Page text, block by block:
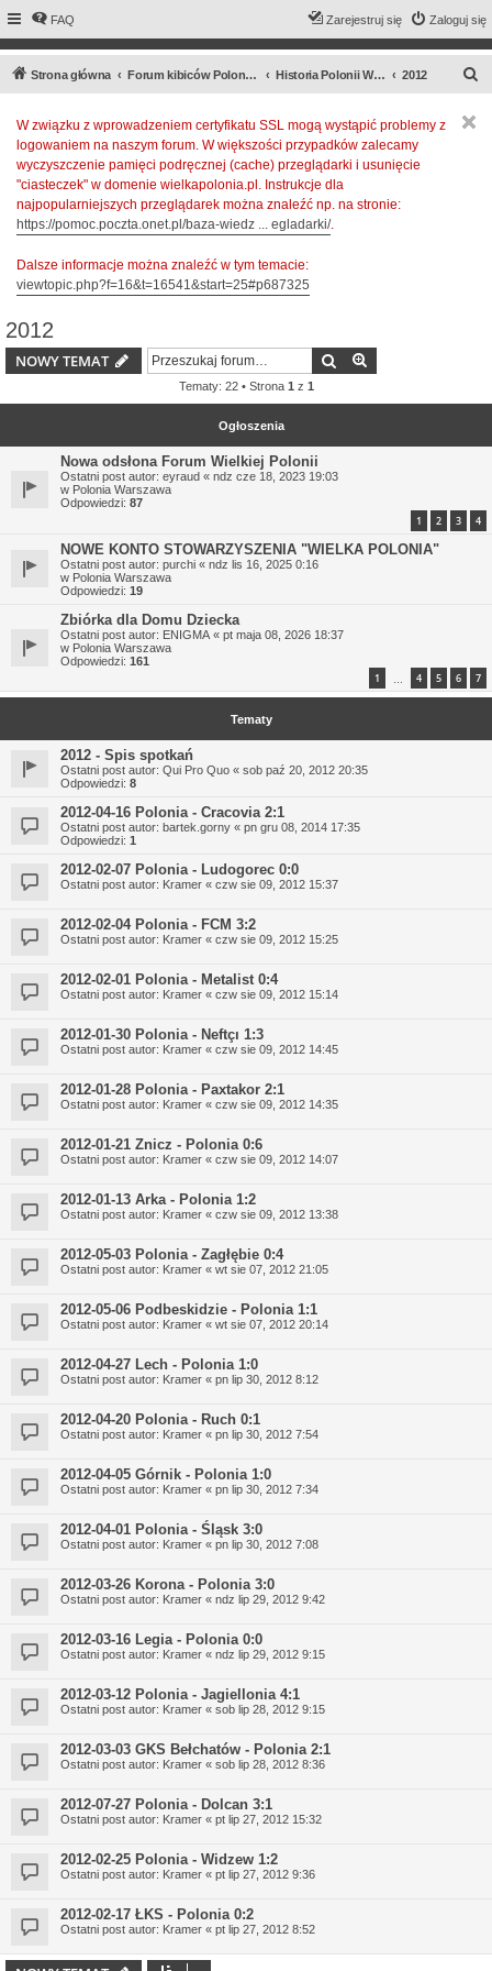
FAQ Zaloguj się
Zarejestruj się
Strona główna Forum kibiców Polonii Warszawa Historia Polonii Warszawa 2012
W związku z wprowadzeniem certyfikatu SSL mogą wystąpić problemy z
logowaniem na naszym forum. W większości przypadków zalecamy
wyczyszczenie pamięci podręcznej (cache) przeglądarki i usunięcie
"ciasteczek" w domenie wielkapolonia.pl. Instrukcje dla
najpopularniejszych przeglądarek można znaleźć np. na stronie:
https://pomoc.poczta.onet.pl/baza-wiedz ... egladarki/.
Dalsze informacje można znaleźć w tym temacie:
viewtopic.php?f=16&t=16541&start=25#p687325
2012
NOWY TEMAT Szukaj
Tematy: 22 • Strona 1 z 1
Ogłoszenia
Nowa odsłona Forum Wielkiej Polonii
Ostatni post autor: eyraud « ndz cze 18, 2023 19:03
w Polonia Warszawa
Odpowiedzi: 87
1 2 3 4
NOWE KONTO STOWARZYSZENIA "WIELKA POLONIA"
Ostatni post autor: purchi « ndz lis 16, 2025 0:16
w Polonia Warszawa
Odpowiedzi: 19
Zbiórka dla Domu Dziecka
Ostatni post autor: ENIGMA « pt maja 08, 2026 18:37
w Polonia Warszawa
Odpowiedzi: 161
1 4 5 6 7
Tematy
2012 - Spis spotkań
Ostatni post autor: Qui Pro Quo « sob paź 20, 2012 20:35
Odpowiedzi: 8
2012-04-16 Polonia - Cracovia 2:1
Ostatni post autor: bartek.gorny « pn gru 08, 2014 17:35
Odpowiedzi: 1
2012-02-07 Polonia - Ludogorec 0:0
Ostatni post autor: Kramer « czw sie 09, 2012 15:37
2012-02-04 Polonia - FCM 3:2
Ostatni post autor: Kramer « czw sie 09, 2012 15:25
2012-02-01 Polonia - Metalist 0:4
Ostatni post autor: Kramer « czw sie 09, 2012 15:14
2012-01-30 Polonia - Neftçı 1:3
Ostatni post autor: Kramer « czw sie 09, 2012 14:45
2012-01-28 Polonia - Paxtakor 2:1
Ostatni post autor: Kramer « czw sie 09, 2012 14:35
2012-01-21 Znicz - Polonia 0:6
Ostatni post autor: Kramer « czw sie 09, 2012 14:07
2012-01-13 Arka - Polonia 1:2
Ostatni post autor: Kramer « czw sie 09, 2012 13:38
2012-05-03 Polonia - Zagłębie 0:4
Ostatni post autor: Kramer « wt sie 07, 2012 21:05
2012-05-06 Podbeskidzie - Polonia 1:1
Ostatni post autor: Kramer « wt sie 07, 2012 20:14
2012-04-27 Lech - Polonia 1:0
Ostatni post autor: Kramer « pn lip 30, 2012 8:12
2012-04-20 Polonia - Ruch 0:1
Ostatni post autor: Kramer « pn lip 30, 2012 7:54
2012-04-05 Górnik - Polonia 1:0
Ostatni post autor: Kramer « pn lip 30, 2012 7:34
2012-04-01 Polonia - Śląsk 3:0
Ostatni post autor: Kramer « pn lip 30, 2012 7:08
2012-03-26 Korona - Polonia 3:0
Ostatni post autor: Kramer « ndz lip 29, 2012 9:42
2012-03-16 Legia - Polonia 0:0
Ostatni post autor: Kramer « ndz lip 29, 2012 9:15
2012-03-12 Polonia - Jagiellonia 4:1
Ostatni post autor: Kramer « sob lip 28, 2012 9:15
2012-03-03 GKS Bełchatów - Polonia 2:1
Ostatni post autor: Kramer « sob lip 28, 2012 8:36
2012-07-27 Polonia - Dolcan 3:1
Ostatni post autor: Kramer « pt lip 27, 2012 15:32
2012-02-25 Polonia - Widzew 1:2
Ostatni post autor: Kramer « pt lip 27, 2012 9:36
2012-02-17 ŁKS - Polonia 0:2
Ostatni post autor: Kramer « pt lip 27, 2012 8:52